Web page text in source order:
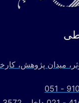
انواع پارامتر
های هندسی
به صورت
میدان پژوهش،